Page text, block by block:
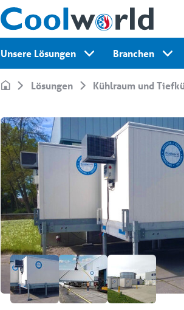
Unsere Lösungen Branchen
Lösungen Kühlraum und